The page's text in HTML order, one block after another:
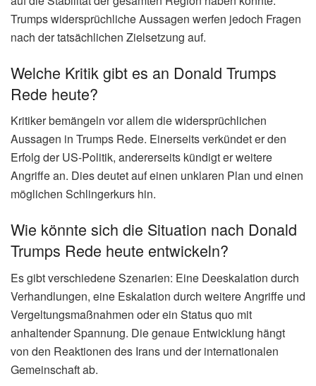
Trumps widersprüchliche Aussagen werfen jedoch Fragen
nach der tatsächlichen Zielsetzung auf.
Welche Kritik gibt es an Donald Trumps
Rede heute?
Kritiker bemängeln vor allem die widersprüchlichen
Aussagen in Trumps Rede. Einerseits verkündet er den
Erfolg der US-Politik, andererseits kündigt er weitere
Angriffe an. Dies deutet auf einen unklaren Plan und einen
möglichen Schlingerkurs hin.
Wie könnte sich die Situation nach Donald
Trumps Rede heute entwickeln?
Es gibt verschiedene Szenarien: Eine Deeskalation durch
Verhandlungen, eine Eskalation durch weitere Angriffe und
Vergeltungsmaßnahmen oder ein Status quo mit
anhaltender Spannung. Die genaue Entwicklung hängt
von den Reaktionen des Irans und der internationalen
Gemeinschaft ab.